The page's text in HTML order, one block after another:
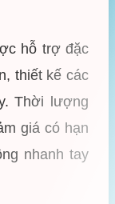
hỗ trợ đặc
thiết kế các
Thời lượng
giá có hạn
nhanh tay